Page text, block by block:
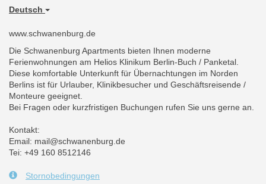
Deutsch
www.schwanenburg.de
Die Schwanenburg Apartments bieten Ihnen moderne
Ferienwohnungen am Helios Klinikum Berlin-Buch / Panketal.
Diese komfortable Unterkunft für Übernachtungen im Norden
Berlins ist für Urlauber, Klinikbesucher und Geschäftsreisende /
Monteure geeignet.
Bei Fragen oder kurzfristigen Buchungen rufen Sie uns gerne an.
Kontakt:
Email: mail@schwanenburg.de
Tei: +49 160 8512146
Stornobedingungen